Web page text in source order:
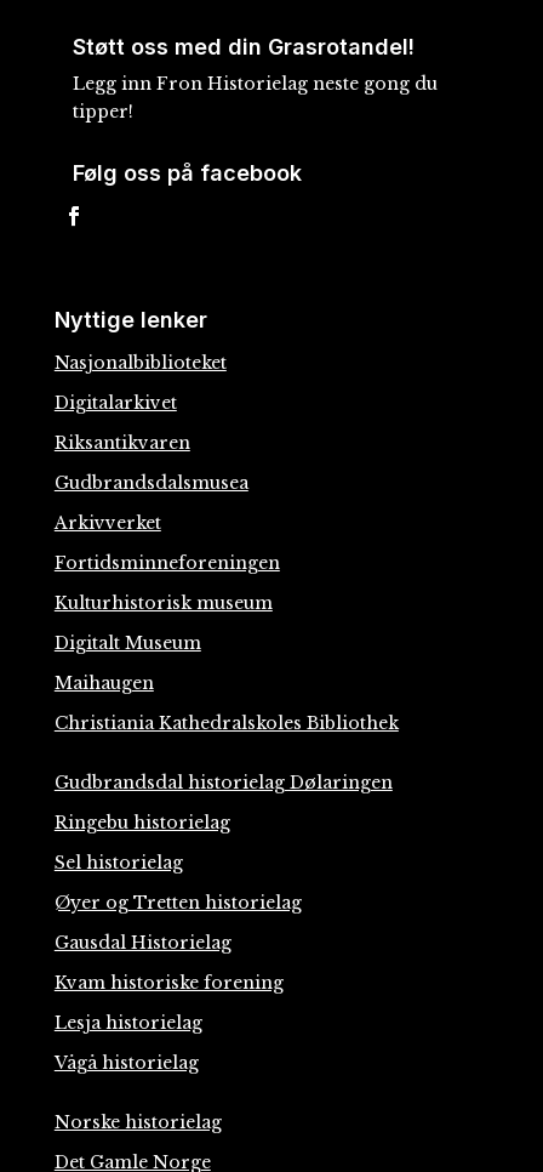
Støtt oss med din Grasrotandel!
Legg inn Fron Historielag neste gong du
tipper!
Følg oss på facebook
Nyttige lenker
Nasjonalbiblioteket
Digitalarkivet
Riksantikvaren
Gudbrandsdalsmusea
Arkivverket
Fortidsminneforeningen
Kulturhistorisk museum
Digitalt Museum
Maihaugen
Christiania Kathedralskoles Bibliothek
Gudbrandsdal historielag Dølaringen
Ringebu historielag
Sel historielag
Øyer og Tretten historielag
Gausdal Historielag
Kvam historiske forening
Lesja historielag
Vågå historielag
Norske historielag
Det Gamle Norge